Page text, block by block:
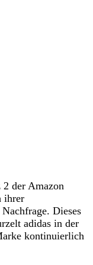
der Amazon
ihrer
Dieses
adidas in der
kontinuierlich